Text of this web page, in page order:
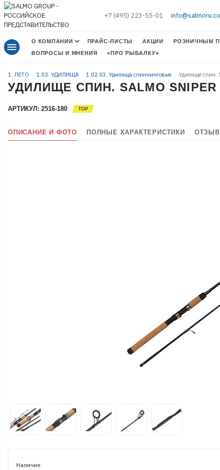
+7 (495) 223-55-01
menu О КОМПАНИИ ПРАЙС-ЛИСТЫ АКЦИИ
РОЗНИЧНЫМ
ВОПРОСЫ И МНЕНИЯ
«ПРО РЫБАЛКУ»
1. ЛЕТО 1.02. УДИЛИЩА 1.02.03. Удилища спиннинговые Удилище спин.
УДИЛИЩЕ СПИН. SALMO SNIPER
АРТИКУЛ: 2516-180
ОПИСАНИЕ И ФОТО ПОЛНЫЕ ХАРАКТЕРИСТИКИ
Наличие